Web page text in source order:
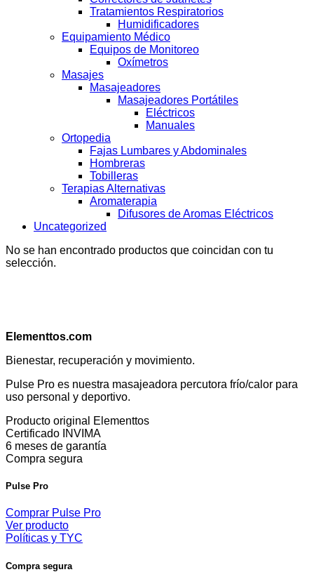
Tratamientos Respiratorios
Humidificadores
Equipamiento Médico
Equipos de Monitoreo
Oxímetros
Masajes
Masajeadores
Masajeadores Portátiles
Eléctricos
Manuales
Ortopedia
Fajas Lumbares y Abdominales
Hombreras
Tobilleras
Terapias Alternativas
Aromaterapia
Difusores de Aromas Eléctricos
Uncategorized
No se han encontrado productos que coincidan con tu
selección.
Elementtos.com
Bienestar, recuperación y movimiento.
Pulse Pro es nuestra masajeadora percutora frío/calor para
uso personal y deportivo.
Producto original Elementtos
Certificado INVIMA
6 meses de garantía
Compra segura
Pulse Pro
Comprar Pulse Pro
Ver producto
Políticas y TYC
Compra segura